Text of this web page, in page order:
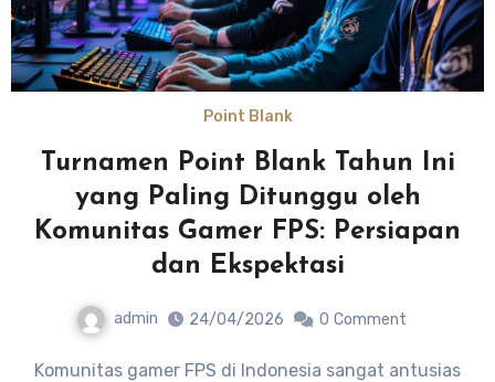
Point Blank
Turnamen Point Blank Tahun Ini
yang Paling Ditunggu oleh
Komunitas Gamer FPS: Persiapan
dan Ekspektasi
admin 24/04/2026 0 Comment
Komunitas gamer FPS di Indonesia sangat antusias